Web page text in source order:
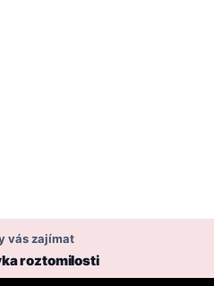
vás zajímat
roztomilosti